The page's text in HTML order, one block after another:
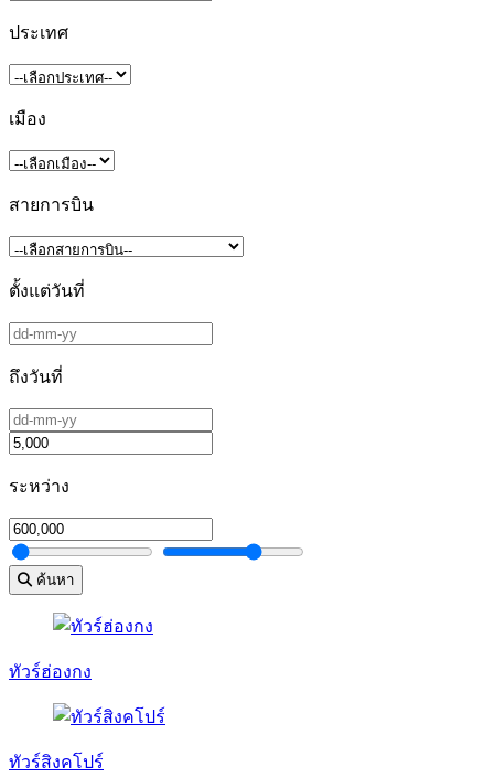
ประเทศ
เมือง
สายการบิน
ตั้งแต่วันที่
ถึงวันที่
ระหว่าง
ค้นหา
ทัวร์ฮ่องกง
ทัวร์สิงคโปร์